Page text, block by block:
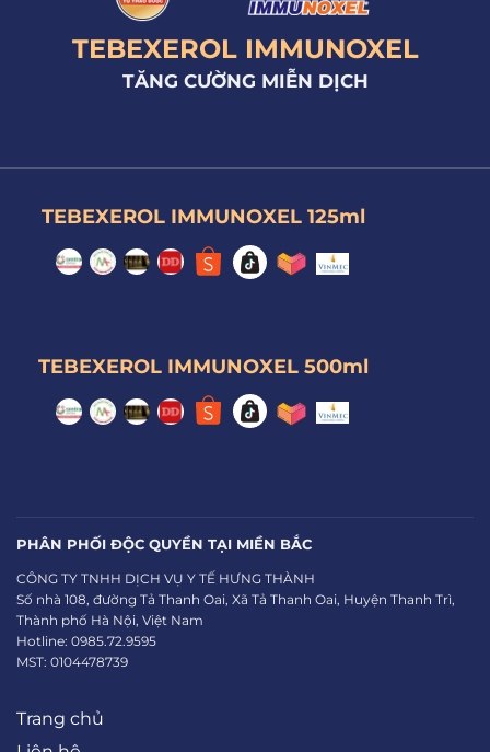
TEBEXEROL IMMUNOXEL
TĂNG CƯỜNG MIỄN DỊCH
TEBEXEROL IMMUNOXEL 125ml
TEBEXEROL IMMUNOXEL 500ml
PHÂN PHỐI ĐỘC QUYỀN TẠI MIỀN BẮC
CÔNG TY TNHH DỊCH VỤ Y TẾ HƯNG THÀNH
Số nhà 108, đường Tả Thanh Oai, Xã Tả Thanh Oai, Huyện Thanh Trì,
Thành phố Hà Nội, Việt Nam
Hotline: 0985.72.9595
MST: 0104478739
Trang chủ